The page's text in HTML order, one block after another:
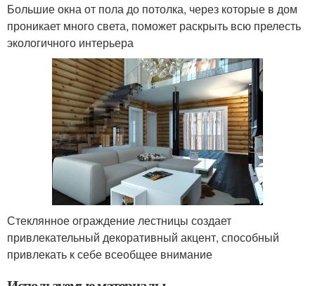
Большие окна от пола до потолка, через которые в дом
проникает много света, поможет раскрыть всю прелесть
экологичного интерьера
Стеклянное ограждение лестницы создает
привлекательный декоративный акцент, способный
привлекать к себе всеобщее внимание